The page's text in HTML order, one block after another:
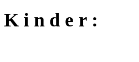
K i n d e r :